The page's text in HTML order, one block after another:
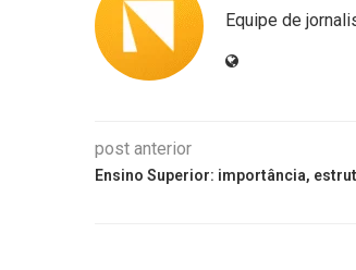
Equipe de
post anterior
Ensino Superior: importância,